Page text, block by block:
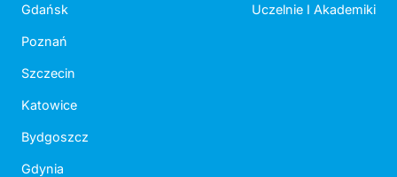
Gdańsk
Poznań
Szczecin
Katowice
Bydgoszcz
Gdynia
Uczelnie I Akademiki